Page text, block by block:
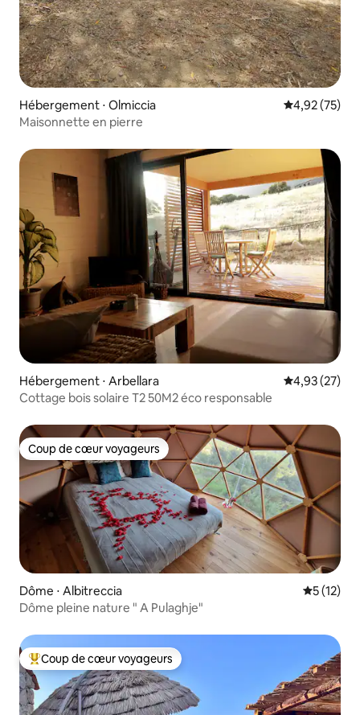
Hébergement ⋅ Olmiccia Évaluation
4,92 (75)
Maisonnette en pierre
Hébergement ⋅ Arbellara Évaluation
4,93 (27)
Cottage bois solaire T2 50M2 éco responsable
Coup de cœur voyageurs
Coup de cœur voyageurs
Dôme ⋅ Albitreccia
5 (12)
Dôme pleine nature " A Pulaghje"
Coups de cœur voyageurs les plus appréciés
Coup de cœur voyageurs